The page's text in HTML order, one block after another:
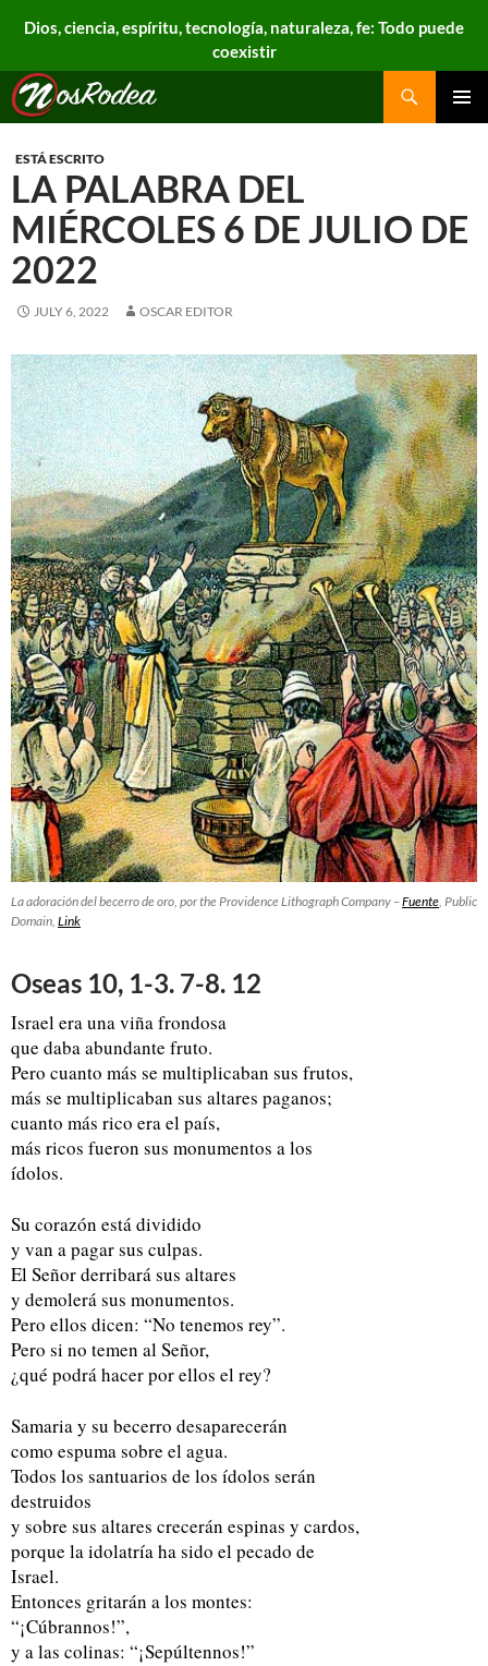
Dios, ciencia, espíritu, tecnología, naturaleza, fe: Todo puede
coexistir
Nos Rodea
Search
ESTÁ ESCRITO
LA PALABRA DEL
MIÉRCOLES 6 DE JULIO DE
2022
JULY 6, 2022 OSCAR EDITOR
La adoración del becerro de oro, por the Providence Lithograph Company –Fuente, Public
Domain, Link
Oseas 10, 1-3. 7-8. 12
Israel era una viña frondosa
que daba abundante fruto.
Pero cuanto más se multiplicaban sus frutos,
más se multiplicaban sus altares paganos;
cuanto más rico era el país,
más ricos fueron sus monumentos a los
ídolos.
Su corazón está dividido
y van a pagar sus culpas.
El Señor derribará sus altares
y demolerá sus monumentos.
Pero ellos dicen: “No tenemos rey”.
Pero si no temen al Señor,
¿qué podrá hacer por ellos el rey?
Samaria y su becerro desaparecerán
como espuma sobre el agua.
Todos los santuarios de los ídolos serán
destruidos
y sobre sus altares crecerán espinas y cardos,
porque la idolatría ha sido el pecado de
Israel.
Entonces gritarán a los montes:
“¡Cúbrannos!”,
y a las colinas: “¡Sepúltennos!”